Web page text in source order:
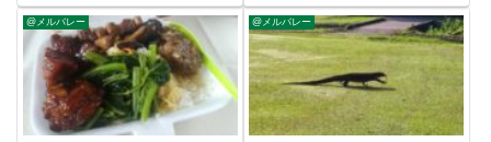
@メルバレー @メルバレー